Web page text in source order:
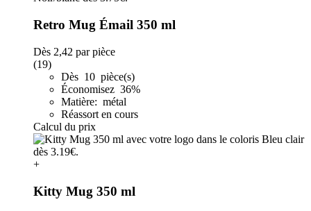
Retro Mug Émail 350 ml
Dès 2,42 par pièce
(19)
Dès 10 pièce(s)
Économisez 36%
Matière: métal
Réassort en cours
Calcul du prix
+
Kitty Mug 350 ml